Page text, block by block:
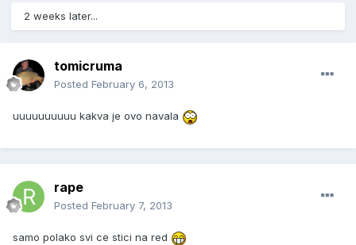
2 weeks later...
tomicruma
Posted February 6, 2013
uuuuuuuuuu kakva je ovo navala
rape
Posted February 7, 2013
samo polako svi ce stici na red